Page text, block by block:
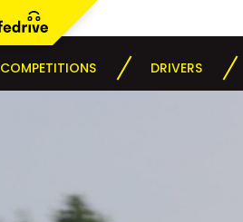
COMPETITIONS DRIVERS